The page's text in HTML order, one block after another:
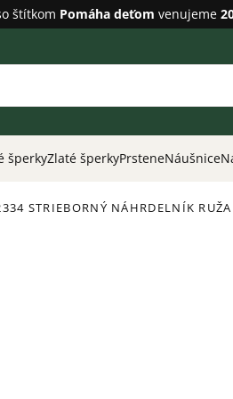
štítkom Pomáha deťom venujeme
šperkyZlaté šperkyPrsteneNáušnice
STRIEBORNÝ NÁHRDELNÍK RUŽA